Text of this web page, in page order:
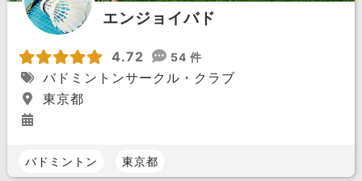
エンジョイバド
4.72 54 件
バドミントンサークル・クラブ
東京都
バドミントン 東京都